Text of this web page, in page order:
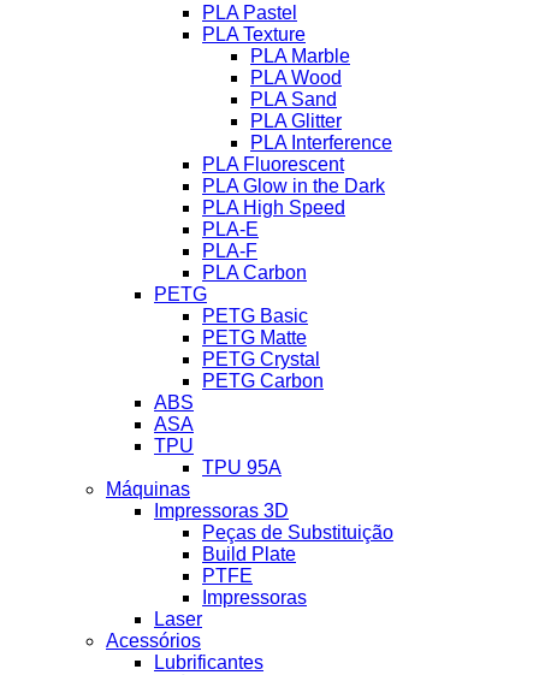
PLA Pastel
PLA Texture
PLA Marble
PLA Wood
PLA Sand
PLA Glitter
PLA Interference
PLA Fluorescent
PLA Glow in the Dark
PLA High Speed
PLA-E
PLA-F
PLA Carbon
PETG
PETG Basic
PETG Matte
PETG Crystal
PETG Carbon
ABS
ASA
TPU
TPU 95A
Máquinas
Impressoras 3D
Peças de Substituição
Build Plate
PTFE
Impressoras
Laser
Acessórios
Lubrificantes